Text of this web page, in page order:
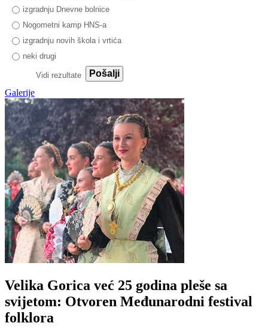
izgradnju Dnevne bolnice
Nogometni kamp HNS-a
izgradnju novih škola i vrtića
neki drugi
Vidi rezultate
Pošalji
Galerije
Velika Gorica već 25 godina pleše sa
svijetom: Otvoren Međunarodni festival
folklora